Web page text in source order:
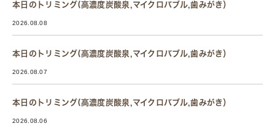
本日のトリミング(高濃度炭酸泉,マイクロバブル,歯みがき）
2026.08.08
本日のトリミング(高濃度炭酸泉,マイクロバブル,歯みがき）
2026.08.07
本日のトリミング(高濃度炭酸泉,マイクロバブル,歯みがき）
2026.08.06